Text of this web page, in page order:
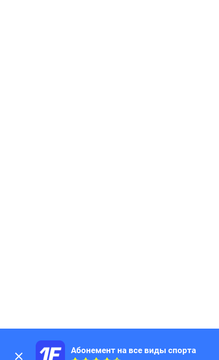
Абонемент на все виды спорта